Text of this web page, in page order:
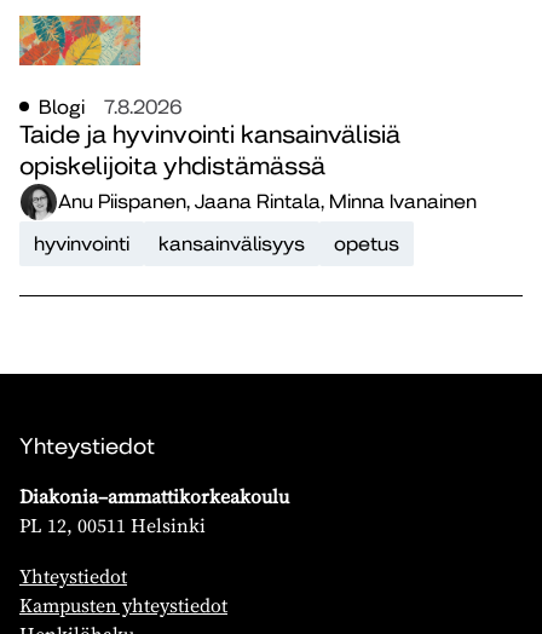
Blogi 7.8.2026
Taide ja hyvinvointi kansainvälisiä
opiskelijoita yhdistämässä
Anu Piispanen, Jaana Rintala, Minna Ivanainen
hyvinvointi
kansainvälisyys opetus
Yhteystiedot
Diakonia–ammattikorkeakoulu
PL 12, 00511 Helsinki
Yhteystiedot
Kampusten yhteystiedot